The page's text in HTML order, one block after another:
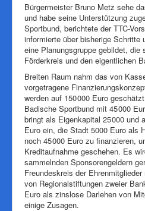
Bürgermeister Bruno Metz sehe
und habe seine Unterstützung
Sportbund, berichtete der TTC-
informierte über bisherige Schritte
eine Planungsgruppe gebildet, die
Förderkreis und den eigentlichen
Breiten Raum nahm das von
vorgetragene
werden auf 150 000 Euro
Badische Sportbund mit 45 000
bringt als Eigenkapital 25 000 und
Euro ein, die Stadt 5000 Euro als
noch 45 000 Euro zu finanzieren,
Kreditaufnahme geschehen. Es
sammelnden Sponsorengeldern
Freundeskreis der
von Regionalstiftungen zweier
Euro als zinslose Darlehen von
einige Zusagen.